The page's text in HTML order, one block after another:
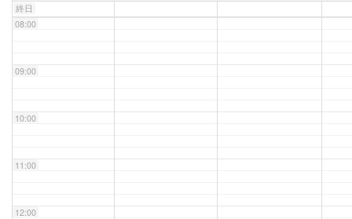
終日
08:00
09:00
10:00
11:00
12:00